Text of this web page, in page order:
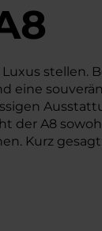
stellen.
eine
A8
Kurz